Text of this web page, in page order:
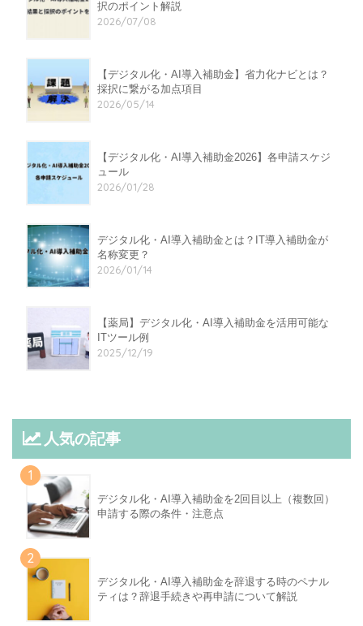
択のポイント解説
2026/07/08
【デジタル化・AI導入補助金】省力化ナビとは？
採択に繋がる加点項目
2026/05/14
【デジタル化・AI導入補助金2026】各申請スケジ
ュール
2026/01/28
デジタル化・AI導入補助金とは？IT導入補助金が
名称変更？
2026/01/14
【薬局】デジタル化・AI導入補助金を活用可能な
ITツール例
2025/12/19
人気の記事
1
デジタル化・AI導入補助金を2回目以上（複数回）
申請する際の条件・注意点
2
デジタル化・AI導入補助金を辞退する時のペナル
ティは？辞退手続きや再申請について解説